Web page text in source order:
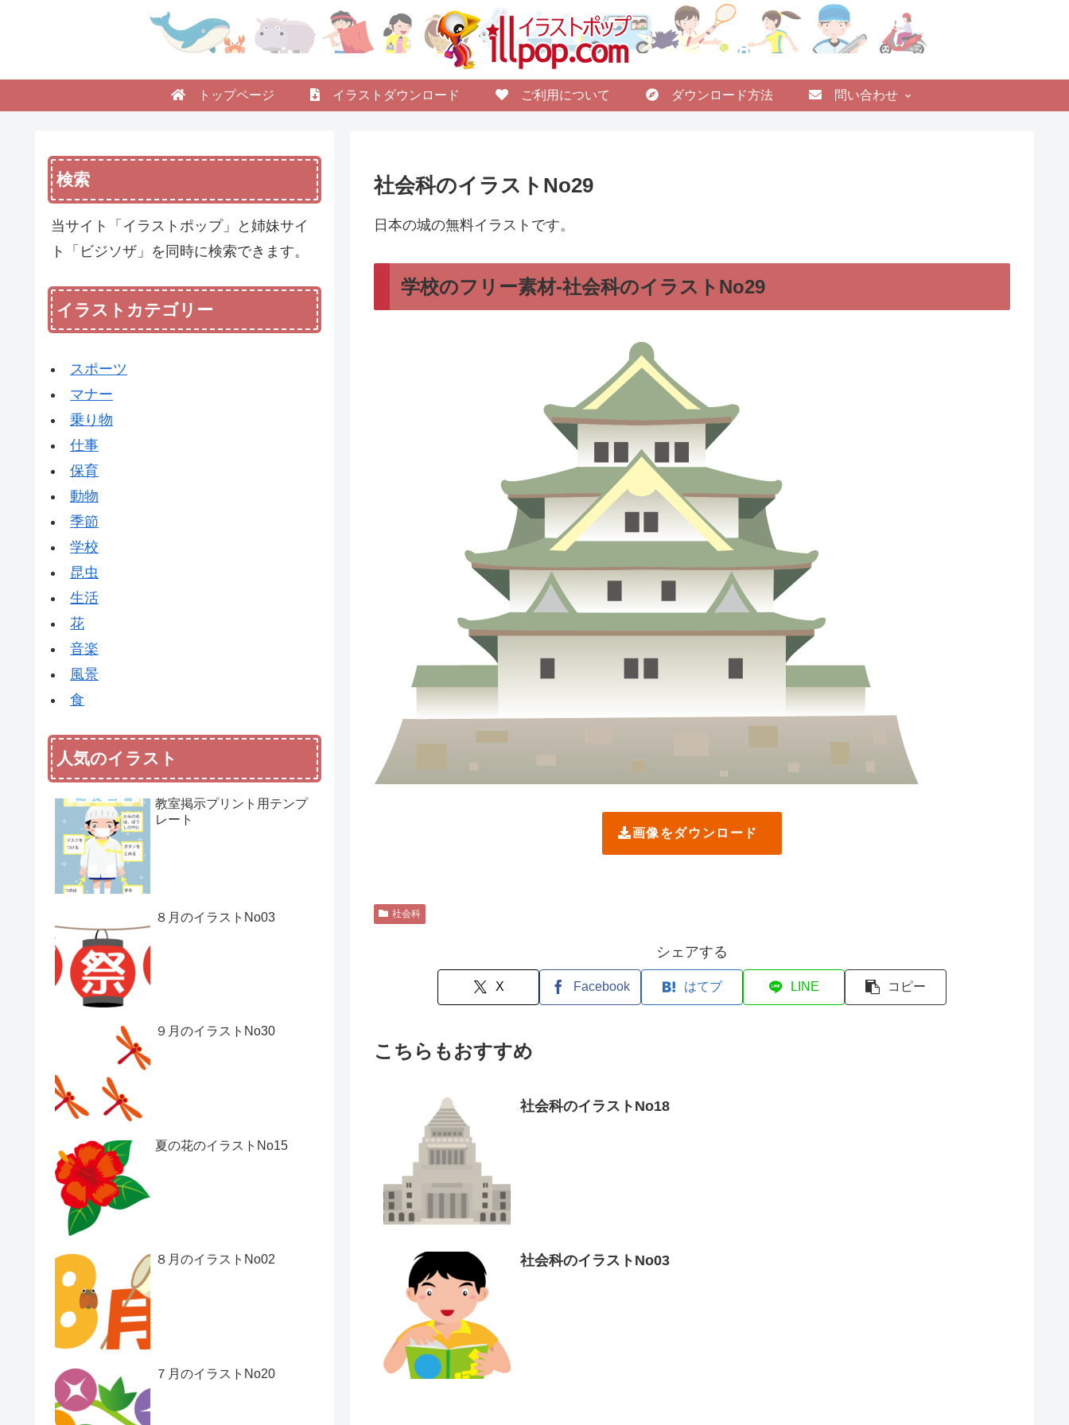
トップページ イラストダウンロード ご利用について ダウンロード方法 問い合わせ
社会科のイラストNo29
日本の城の無料イラストです。
学校のフリー素材-社会科のイラストNo29
画像をダウンロード
社会科
シェアする
X Facebook はてブ LINE コピー
こちらもおすすめ
社会科のイラストNo18
社会科のイラストNo03
検索
当サイト「イラストポップ」と姉妹サイ
ト「ビジソザ」を同時に検索できます。
イラストカテゴリー
スポーツ
マナー
乗り物
仕事
保育
動物
季節
学校
昆虫
生活
花
音楽
風景
食
人気のイラスト
教室掲示プリント用テンプ
レート
８月のイラストNo03
９月のイラストNo30
夏の花のイラストNo15
８月のイラストNo02
７月のイラストNo20